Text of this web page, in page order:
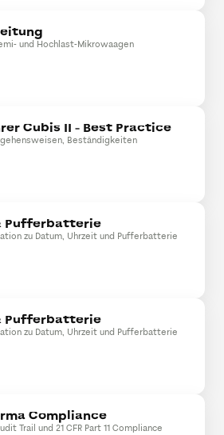
und Hochlast-Mikrowaagen
Cubis II - Best Practice
Beständigkeiten
Pufferbatterie
zu Datum, Uhrzeit und Pufferbatterie
Pufferbatterie
zu Datum, Uhrzeit und Pufferbatterie
Compliance
Trail und 21 CFR Part 11 Compliance